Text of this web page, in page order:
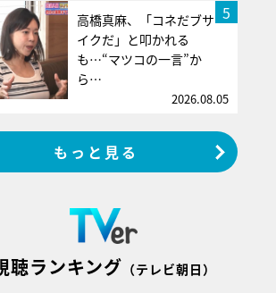
5
高橋真麻、「コネだブサ
イクだ」と叩かれる
も…“マツコの一言”か
ら…
2026.08.05
もっと見る
聴ランキング （テレビ朝日）